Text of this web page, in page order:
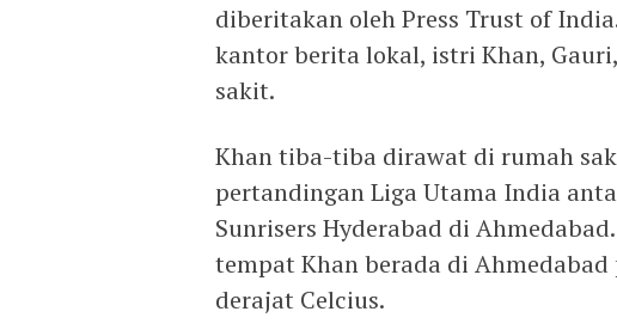
diberitakan oleh Press Trust of
kantor berita lokal, istri Khan,
sakit.
Khan tiba-tiba dirawat di rumah
pertandingan Liga Utama India
Sunrisers Hyderabad di
tempat Khan berada di
derajat Celcius.